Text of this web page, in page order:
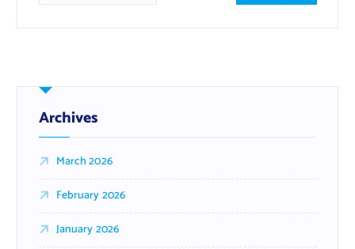
Archives
March 2026
February 2026
January 2026